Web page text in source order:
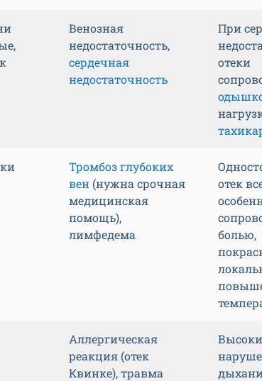
Венозная
недостаточность,
сердечная
недостаточность
При
отеки
Тромбоз глубоких
вен (нужна срочная
медицинская
помощь),
лимфедема
отек
болью,
Аллергическая
реакция (отек
Квинке), травма